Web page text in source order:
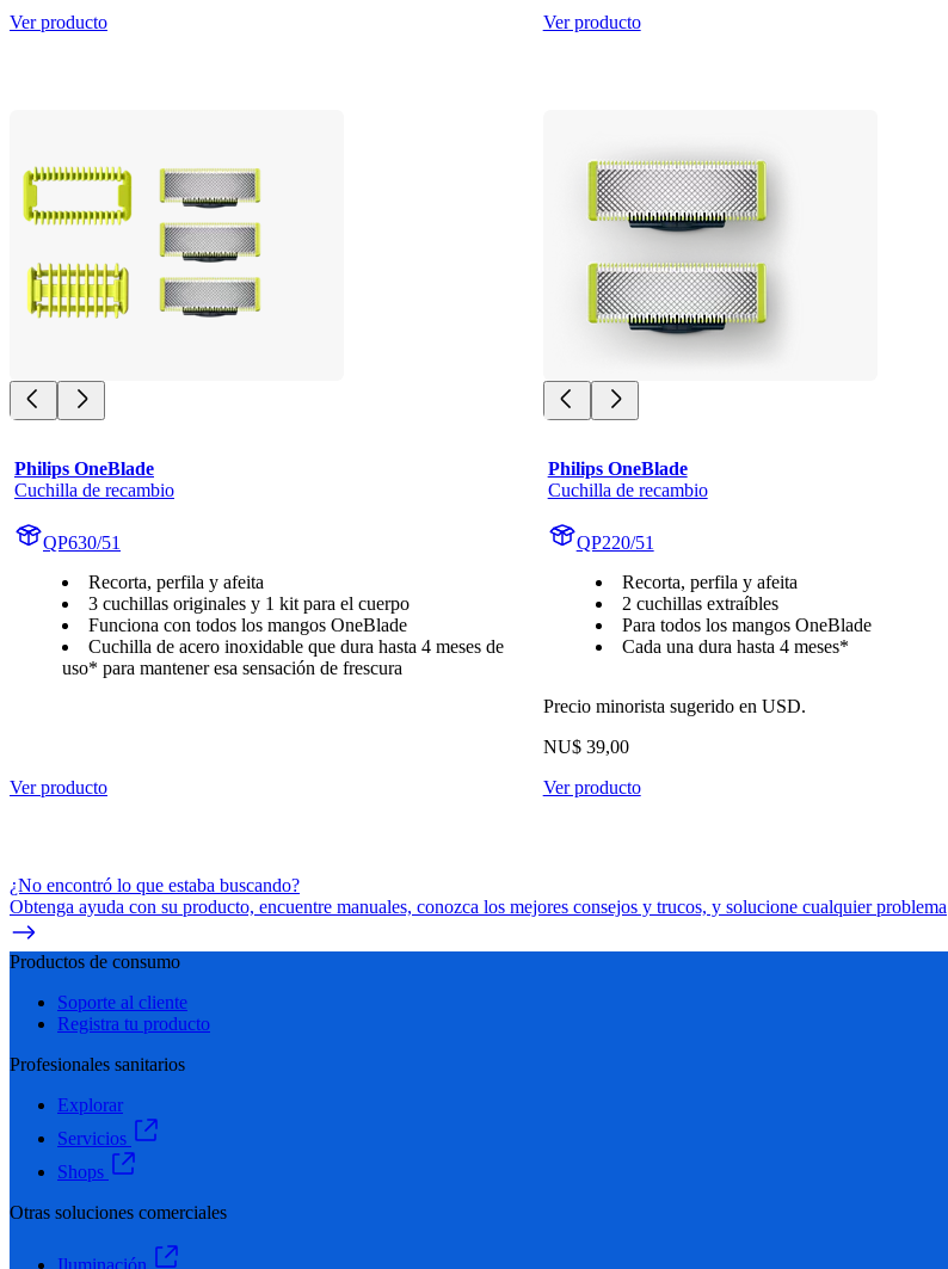
Ver producto
Ver producto
Philips OneBlade
Cuchilla de recambio
QP630/51
Recorta, perfila y afeita
3 cuchillas originales y 1 kit para el cuerpo
Funciona con todos los mangos OneBlade
Cuchilla de acero inoxidable que dura hasta 4 meses de
uso* para mantener esa sensación de frescura
Ver producto
Philips OneBlade
Cuchilla de recambio
QP220/51
Recorta, perfila y afeita
2 cuchillas extraíbles
Para todos los mangos OneBlade
Cada una dura hasta 4 meses*
Precio minorista sugerido en USD.
NU$ 39,00
Ver producto
¿No encontró lo que estaba buscando?
Obtenga ayuda con su producto, encuentre manuales, conozca los mejores consejos y trucos, y solucione cualquier problema
Productos de consumo
Soporte al cliente
Registra tu producto
Profesionales sanitarios
Explorar
Servicios
Shops
Otras soluciones comerciales